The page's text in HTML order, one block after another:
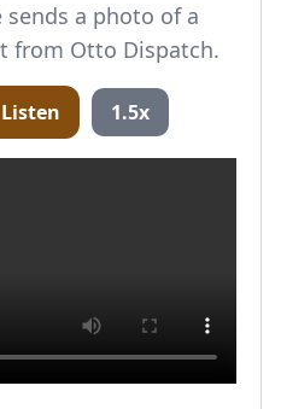
sends a photo of a
from Otto Dispatch.
Listen 1.5x